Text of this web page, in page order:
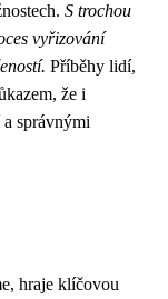
S trochou
vyřizování
Příběhy lidí,
že i
správnými
hraje klíčovou